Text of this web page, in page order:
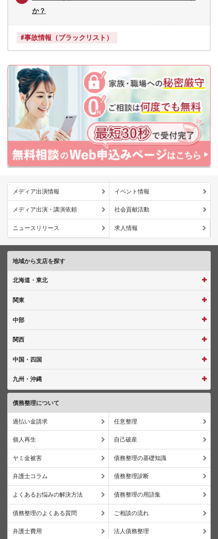
か？
#事故情報（ブラックリスト）
メディア出演情報 イベント情報
メディア出演・講演依頼 社会貢献活動
ニュースリリース 求人情報
地域から支店を探す
北海道・東北
関東
中部
関西
中国・四国
九州・沖縄
債務整理について
過払い金請求 任意整理
個人再生 自己破産
ヤミ金被害 債務整理の基礎知識
弁護士コラム 債務整理診断
よくあるお悩みの解決方法 債務整理の用語集
債務整理のよくある質問 ご相談の流れ
弁護士費用 法人債務整理